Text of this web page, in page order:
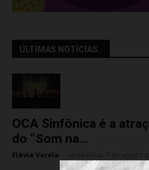
.Anúncio
ÚLTIMAS NOTÍCIAS..
OCA Sinfônica é a
do “Som na...
Flávia Varela